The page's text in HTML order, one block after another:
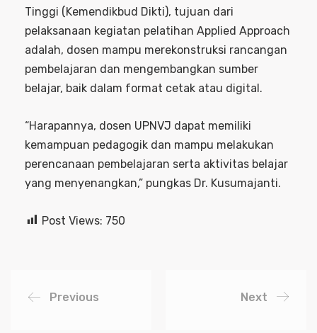
Tinggi (Kemendikbud Dikti), tujuan dari
pelaksanaan kegiatan pelatihan Applied Approach
adalah, dosen mampu merekonstruksi rancangan
pembelajaran dan mengembangkan sumber
belajar, baik dalam format cetak atau digital.
“Harapannya, dosen UPNVJ dapat memiliki
kemampuan pedagogik dan mampu melakukan
perencanaan pembelajaran serta aktivitas belajar
yang menyenangkan,” pungkas Dr. Kusumajanti.
Post Views: 750
Previous Next